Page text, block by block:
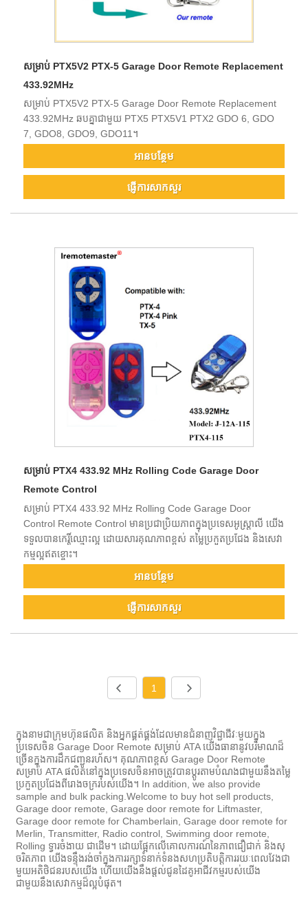
សម្រាប់ PTX5V2 PTX-5 Garage Door Remote Replacement
433.92MHz
សម្រាប់ PTX5V2 PTX-5 Garage Door Remote Replacement
433.92MHz ឆបគ្នាជាមួយ PTX5 PTX5V1 PTX2 GDO 6, GDO
7, GDO8, GDO9, GDO11។
អាន​បន្ថែម
ផ្ញើការសាកសួរ
សម្រាប់ PTX4 433.92 MHz Rolling Code Garage Door
Remote Control
សម្រាប់ PTX4 433.92 MHz Rolling Code Garage Door
Control Remote Control មានប្រជាប្រិយភាពក្នុងប្រទេសអូស្ត្រាលី យើង
ទទួលបានកេរ្តិ៍ឈ្មោះល្អ ដោយសារគុណភាពខ្ពស់ តម្លៃប្រកួតប្រជែង និងសេវា
កម្មល្អឥតខ្ចោះ។
អាន​បន្ថែម
ផ្ញើការសាកសួរ
1
ក្នុងនាមជាក្រុមហ៊ុនផលិត និងអ្នកផ្គត់ផ្គង់ដែលមានជំនាញវិជ្ជាជីវៈមួយក្នុង
ប្រទេសចិន Garage Door Remote សម្រាប់ ATA យើងធានានូវបរិមាណដ៏
ច្រើនក្នុងការដឹកជញ្ជូនរហ័ស។ គុណភាពខ្ពស់ Garage Door Remote
សម្រាប់ ATA ផលិតនៅក្នុងប្រទេសចិនអាចត្រូវបានប្ដូរតាមបំណងជាមួយនឹងតម្លៃ
ប្រកួតប្រជែងពីរោងចក្ររបស់យើង។ In addition, we also provide
sample and bulk packing.Welcome to buy hot sell products,
Garage door remote, Garage door remote for Liftmaster,
Garage door remote for Chamberlain, Garage door remote for
Merlin, Transmitter, Radio control, Swimming door remote,
Rolling ទ្វារចំងាយ ជាដើម។ ដោយផ្អែកលើគោលការណ៍នៃភាពជឿជាក់ និងសុ
ចរិតភាព យើងទន្ទឹងរង់ចាំក្នុងការរក្សាទំនាក់ទំនងសហប្រតិបត្តិការរយៈពេលវែងជា
មួយអតិថិជនរបស់យើង ហើយយើងនឹងផ្តល់ជូនដៃគូអាជីវកម្មរបស់យើង
ជាមួយនឹងសេវាកម្មដ៏ល្អបំផុត។